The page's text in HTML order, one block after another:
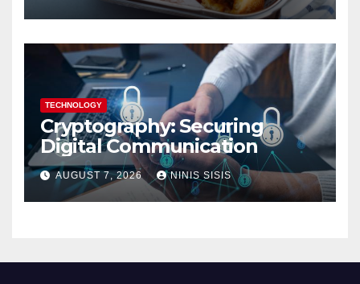
TECHNOLOGY
Cryptography: Securing
Digital Communication
AUGUST 7, 2026 NINIS SISIS